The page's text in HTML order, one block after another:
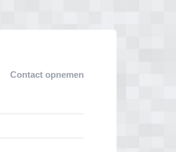
Contact opnemen